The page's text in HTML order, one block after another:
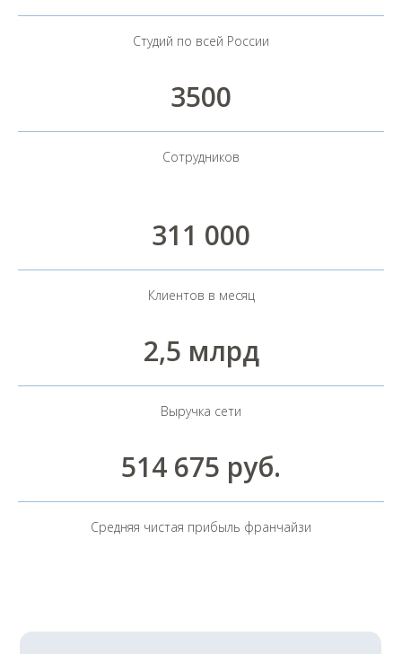
Студий по всей России
3500
Сотрудников
311 000
Клиентов в месяц
2,5 млрд
Выручка сети
514 675 руб.
Средняя чистая прибыль франчайзи
прямо сейчас
выбирают нас?